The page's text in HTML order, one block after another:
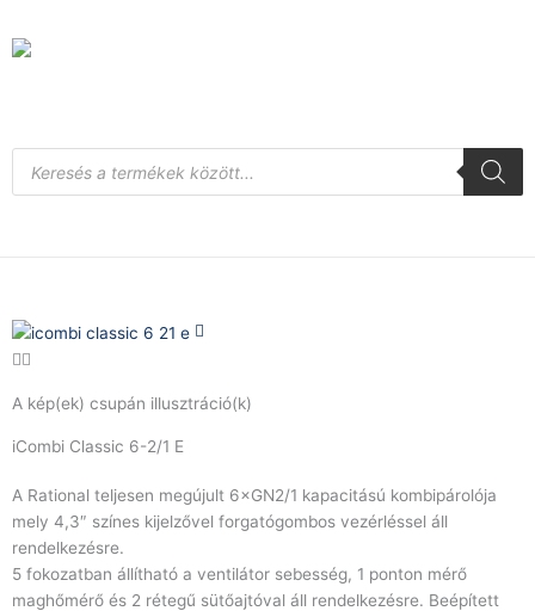
to
Products
search
A kép(ek) csupán illusztráció(k)
iCombi Classic 6-2/1 E
A Rational teljesen megújult 6×GN2/1 kapacitású kombipárolója
mely 4,3″ színes kijelzővel forgatógombos vezérléssel áll
rendelkezésre.
5 fokozatban állítható a ventilátor sebesség, 1 ponton mérő
maghőmérő és 2 rétegű sütőajtóval áll rendelkezésre. Beépített